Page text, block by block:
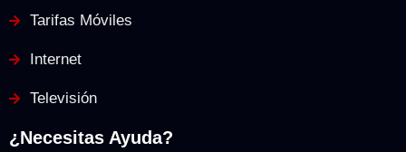
Tarifas Móviles
Internet
Televisión
¿Necesitas Ayuda?